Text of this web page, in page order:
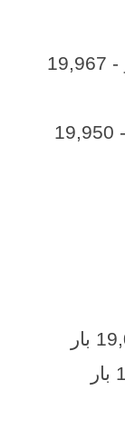
- 19,967
- 19,950